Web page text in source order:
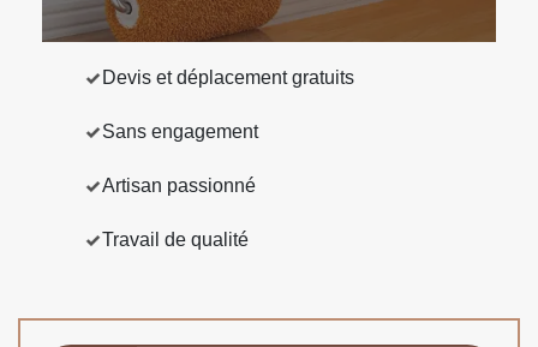
Devis et déplacement gratuits
Sans engagement
Artisan passionné
Travail de qualité